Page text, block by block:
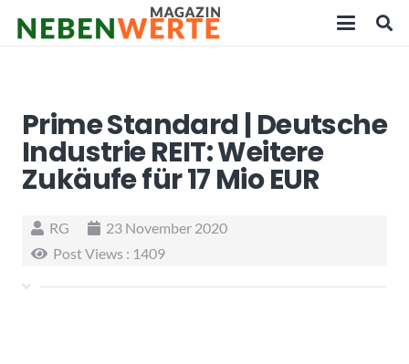
Prime Standard | Deutsche
Industrie REIT: Weitere
Zukäufe für 17 Mio EUR
RG
23 November 2020
Post Views : 1409